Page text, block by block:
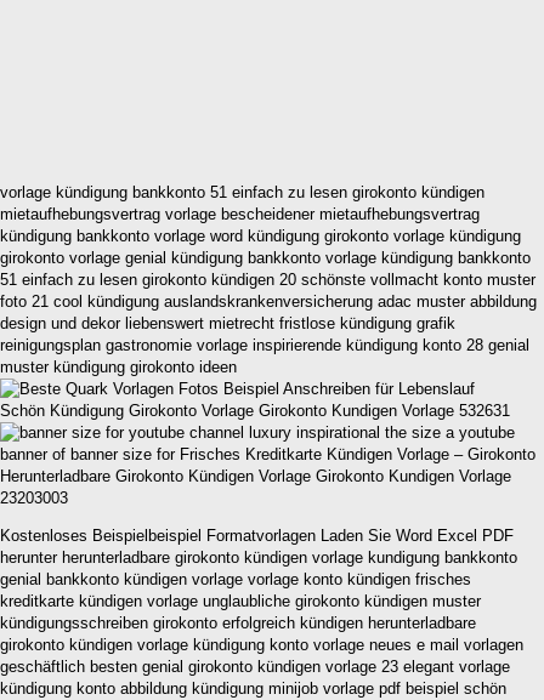
vorlage kündigung bankkonto 51 einfach zu lesen girokonto kündigen
mietaufhebungsvertrag vorlage bescheidener mietaufhebungsvertrag
kündigung bankkonto vorlage word kündigung girokonto vorlage kündigung
girokonto vorlage genial kündigung bankkonto vorlage kündigung bankkonto
51 einfach zu lesen girokonto kündigen 20 schönste vollmacht konto muster
foto 21 cool kündigung auslandskrankenversicherung adac muster abbildung
design und dekor liebenswert mietrecht fristlose kündigung grafik
reinigungsplan gastronomie vorlage inspirierende kündigung konto 28 genial
muster kündigung girokonto ideen
Schön Kündigung Girokonto Vorlage Girokonto Kundigen Vorlage 532631
Herunterladbare Girokonto Kündigen Vorlage Girokonto Kundigen Vorlage
23203003
Kostenloses Beispielbeispiel Formatvorlagen Laden Sie Word Excel PDF
herunter herunterladbare girokonto kündigen vorlage kundigung bankkonto
genial bankkonto kündigen vorlage vorlage konto kündigen frisches
kreditkarte kündigen vorlage unglaubliche girokonto kündigen muster
kündigungsschreiben girokonto erfolgreich kündigen herunterladbare
girokonto kündigen vorlage kündigung konto vorlage neues e mail vorlagen
geschäftlich besten genial girokonto kündigen vorlage 23 elegant vorlage
kündigung konto abbildung kündigung minijob vorlage pdf beispiel schön